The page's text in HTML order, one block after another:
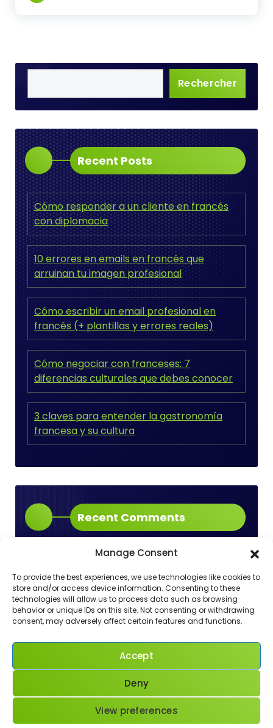
Manage Consent
To provide the best experiences, we use technologies like cookies to
store and/or access device information. Consenting to these
technologies will allow us to process data such as browsing
behavior or unique IDs on this site. Not consenting or withdrawing
consent, may adversely affect certain features and functions.
Accept
Deny
View preferences
Rechercher
Recent Posts
Cómo responder a un cliente en francés
con diplomacia
10 errores en emails en francés que
arruinan tu imagen profesional
Cómo escribir un email profesional en
francés (+ plantillas y errores reales)
Cómo negociar con franceses: 7
diferencias culturales que debes conocer
3 claves para entender la gastronomía
francesa y su cultura
Recent Comments
Aucun commentaire à afficher.
Copyright © 2026 | Powered by